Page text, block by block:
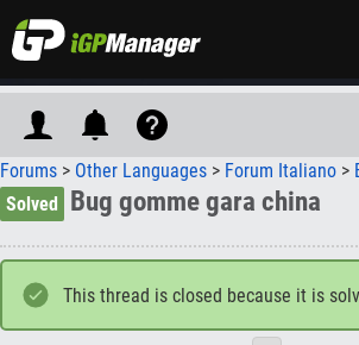
Forums > Other Languages > Forum Italiano >
Solved
Bug gomme gara china
This thread is closed because it is